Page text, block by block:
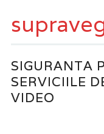
SIGURANTA
SERVICIILE
VIDEO